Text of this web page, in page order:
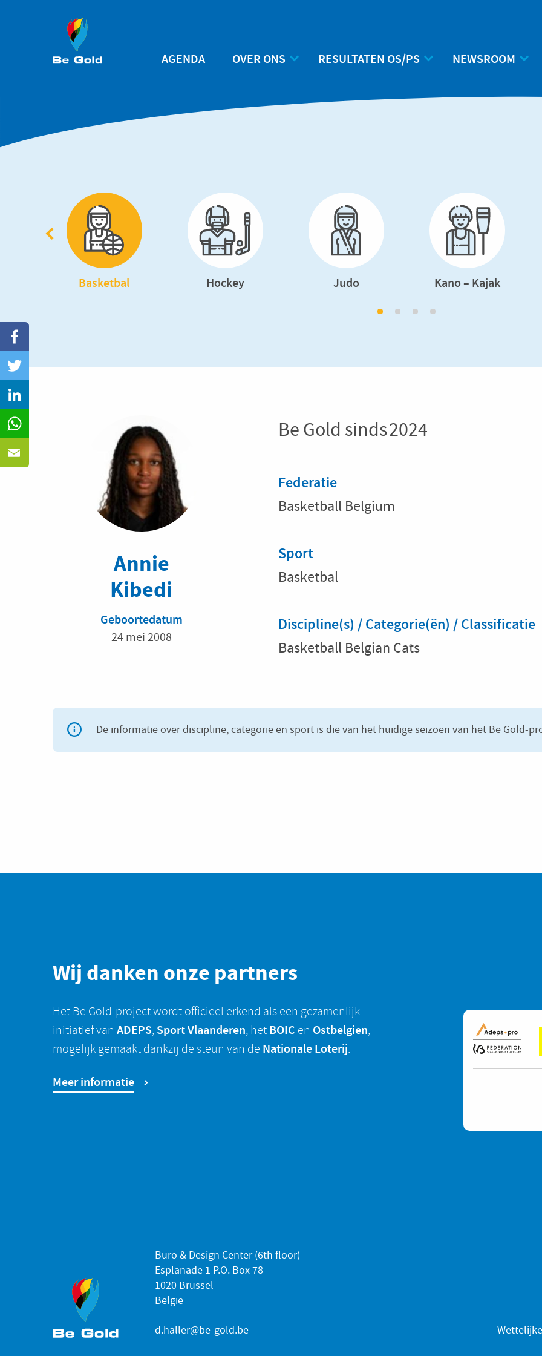
Main
AGENDA OVER ONS RESULTATEN OS/PS NEWSROOM
Basketbal Hockey Judo Kano – Kajak
Annie
Kibedi
Geboortedatum
24 mei 2008
Be Gold sinds2024
Federatie
Basketball Belgium
Sport
Basketbal
Discipline(s) / Categorie(ën) / Classificatie
Basketball Belgian Cats
De informatie over discipline, categorie en sport is die van het huidige seizoen van het Be Gold-
Wij danken onze partners
Het Be Gold-project wordt officieel erkend als een gezamenlijk
initiatief van ADEPS, Sport Vlaanderen, het BOIC en Ostbelgien,
mogelijk gemaakt dankzij de steun van de Nationale Loterij.
Meer informatie
Buro & Design Center (6th floor)
Esplanade 1 P.O. Box 78
1020 Brussel
België
d.haller@be-gold.be